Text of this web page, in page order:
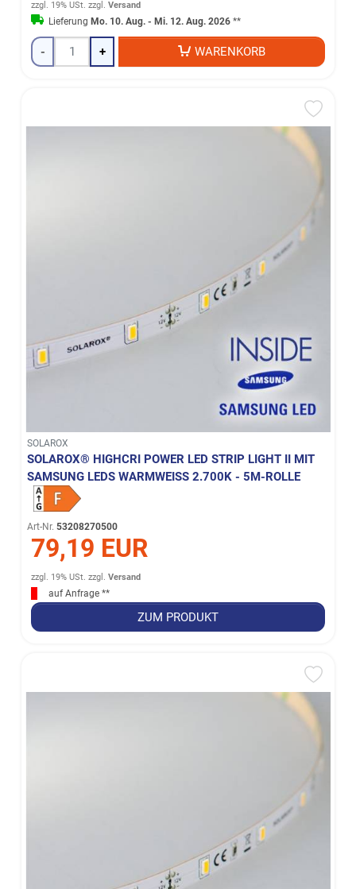
zzgl. 19% USt. zzgl.Versand
Lieferung Mo. 10. Aug. - Mi. 12. Aug. 2026 **
- + WARENKORB
SOLAROX
SOLAROX® HIGHCRI POWER LED STRIP LIGHT II MIT
SAMSUNG LEDS WARMWEISS 2.700K - 5M-ROLLE
Art-Nr. 53208270500
79,19 EUR
zzgl. 19% USt. zzgl.Versand
auf Anfrage **
ZUM PRODUKT